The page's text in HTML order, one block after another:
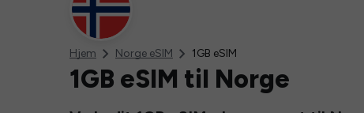
Hjem Norge eSIM 1GB eSIM
1GB eSIM til Norge